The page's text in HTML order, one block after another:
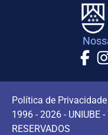
Política de Privacidade
1996 - 2026 - UNIUBE
RESERVADOS